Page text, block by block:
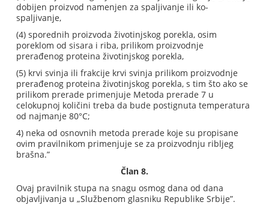
dobijen proizvod namenjen za spaljivanje ili ko-
spaljivanje,
(4) sporednih proizvoda životinjskog porekla, osim
poreklom od sisara i riba, prilikom proizvodnje
prerađenog proteina životinjskog porekla,
(5) krvi svinja ili frakcije krvi svinja prilikom proizvodnje
prerađenog proteina životinjskog porekla, s tim što ako se
prilikom prerade primenjuje Metoda prerade 7 u
celokupnoj količini treba da bude postignuta temperatura
od najmanje 80°C;
4) neka od osnovnih metoda prerade koje su propisane
ovim pravilnikom primenjuje se za proizvodnju ribljeg
brašna.”
Član 8.
Ovaj pravilnik stupa na snagu osmog dana od dana
objavljivanja u „Službenom glasniku Republike Srbije”.